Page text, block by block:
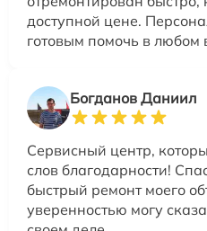
доступной цене.
готовым помочь в любом
Богданов Даниил
Сервисный центр,
слов благодарности!
быстрый ремонт моего
уверенностью могу